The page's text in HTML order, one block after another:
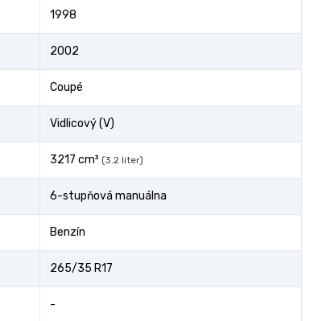
1998
2002
Coupé
Vidlicový (V)
3217 cm³ (3.2 liter)
6-stupňová manuálna
Benzín
265/35 R17
-